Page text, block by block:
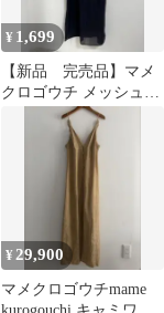
¥ 1,699
【新品 完売品】マメ
クロゴウチ メッシュマ
キシワンピース ブラッ
¥29,900
マメクロゴウチmame